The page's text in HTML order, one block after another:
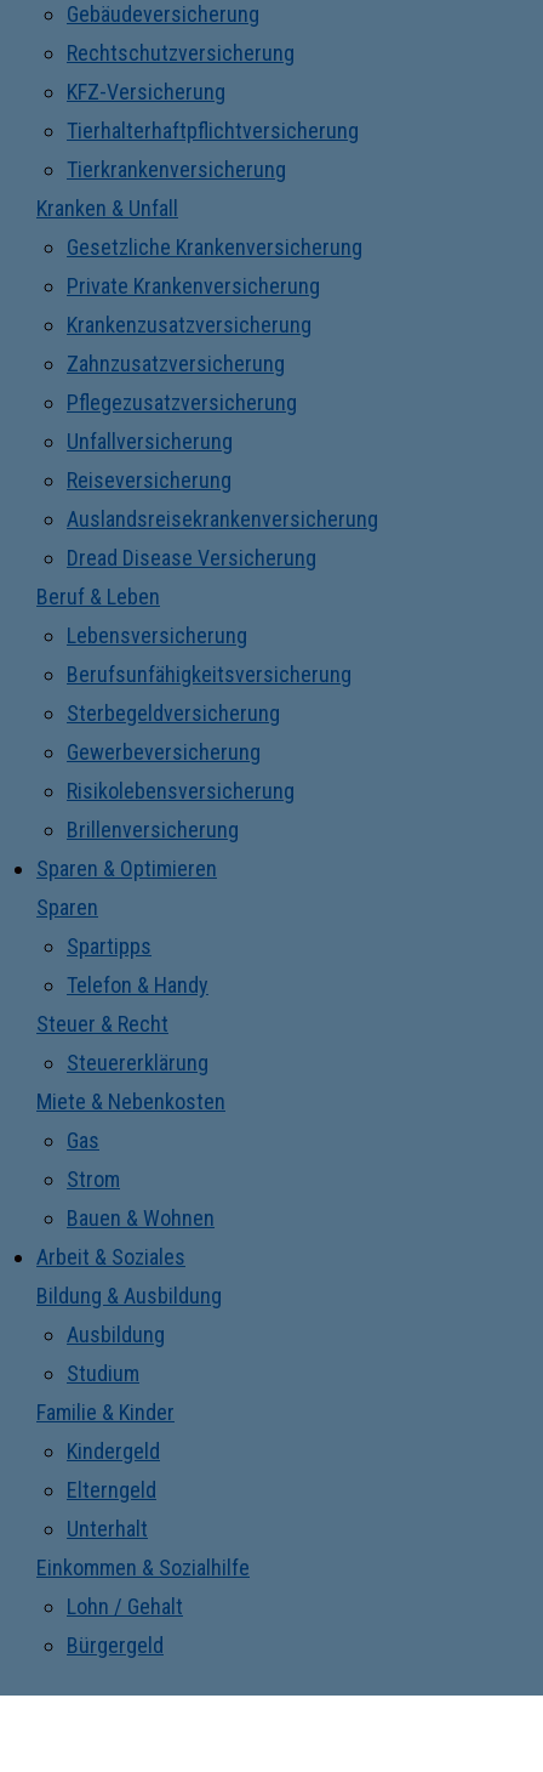
Gebäudeversicherung
Rechtschutzversicherung
KFZ-Versicherung
Tierhalterhaftpflichtversicherung
Tierkrankenversicherung
Kranken & Unfall
Gesetzliche Krankenversicherung
Private Krankenversicherung
Krankenzusatzversicherung
Zahnzusatzversicherung
Pflegezusatzversicherung
Unfallversicherung
Reiseversicherung
Auslandsreisekrankenversicherung
Dread Disease Versicherung
Beruf & Leben
Lebensversicherung
Berufsunfähigkeitsversicherung
Sterbegeldversicherung
Gewerbeversicherung
Risikolebensversicherung
Brillenversicherung
Sparen & Optimieren
Sparen
Spartipps
Telefon & Handy
Steuer & Recht
Steuererklärung
Miete & Nebenkosten
Gas
Strom
Bauen & Wohnen
Arbeit & Soziales
Bildung & Ausbildung
Ausbildung
Studium
Familie & Kinder
Kindergeld
Elterngeld
Unterhalt
Einkommen & Sozialhilfe
Lohn / Gehalt
Bürgergeld